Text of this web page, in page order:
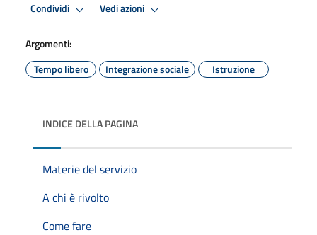
Condividi Vedi azioni
Argomenti:
Tempo libero
Integrazione sociale Istruzione
INDICE DELLA PAGINA
Materie del servizio
A chi è rivolto
Come fare